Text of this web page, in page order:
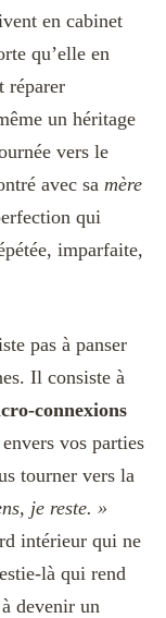
en cabinet
qu’elle en
réparer
un héritage
vers le
avec sa mère
qui
imparfaite,
pas à panser
Il consiste à
connexions
envers vos parties
tourner vers la
je reste. »
intérieur qui ne
là qui rend
devenir un